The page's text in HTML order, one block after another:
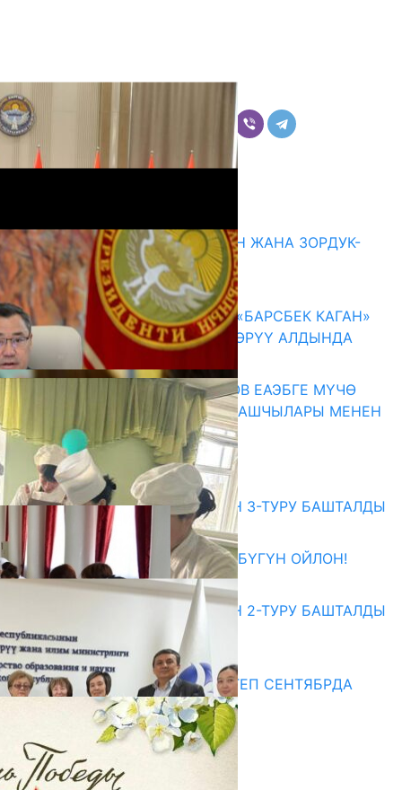
Комментарийлер
ГЕНДЕРДИК БАСМЫРЛООДОН ЖАНА ЗОРДУК-
ЗОМБУЛУКТАН КОРГОО
07.08.2026
КЫРГЫЗ ТАРЫХЫ ТАСМАДА: «БАРСБЕК КАГАН»
КӨРКӨМ ТАСМАСЫ ЖАРЫК КӨРҮҮ АЛДЫНДА
07.08.2026
ПРЕЗИДЕНТ САДЫР ЖАПАРОВ ЕАЭБГЕ МҮЧӨ
МАМЛЕКЕТТЕРДИН ӨКМӨТ БАШЧЫЛАРЫ МЕНЕН
ЖОЛУГУШТУ
07.08.2026
Абитуриент
ЖОЖДОРГО КАБЫЛ АЛУУНУН 3-ТУРУ БАШТАЛДЫ
27.07.2026
ӨЗҮҢДҮН КЕЛЕЧЕГИҢ ҮЧҮН БҮГҮН ОЙЛОН!
20.07.2026
ЖОЖДОРГО КАБЫЛ АЛУУНУН 2-ТУРУ БАШТАЛДЫ
20.07.2026
Медиа
СУЗАКТА 750 ОРУНДУУ МЕКТЕП СЕНТЯБРДА
ПАЙДАЛАНУУГА БЕРИЛЕТ
07.08.2025
Улуу Жеңиштин жандуу сөзү
29.04.2025